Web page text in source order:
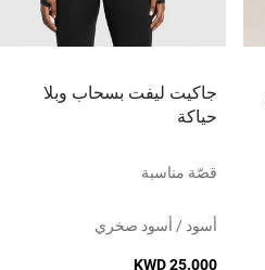
جاكيت ليفت بسحاب وبلا
حياكة
قصّة مناسبة
أسود / أسود صخري
KWD 25.000